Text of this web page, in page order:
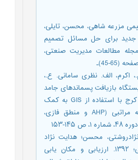
مزرعه شاهی، محسن، تایلی،
روشی جدید برای حل مسائل تصمیم
مطالعات مدیریت صنعتی،
اکرم، الف. نظری سامانی. ع.،
ایستگاه بازیافت پسماندهای جامد
شهری در شهرستان کرج با استفاده از GIS به کمک
فرایند تحليل سلسله مراتبی (AHP و منطق فازی،
۱۵۳
محسن؛ هدایت نژاد
کاشی، سید مصطفی؛ ۱۳۹۲. ارزیابی و مکان یابی